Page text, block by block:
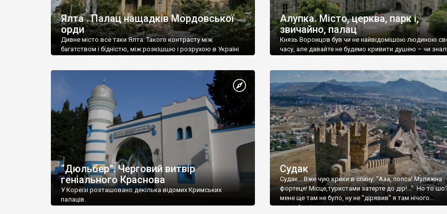
Ялта . Палац нащадків Мордовської
орди
Дивне місто все таки Ялта. Такого контрасту між
багатством і бідністю, між розкішшю і розрухою в Україні
Алупка. Місто, церква, парк і,
звичайно, палац
Князь Воронцов був чи не найвідомішою людиною
часу, але давайте не будемо кривити душею – чи
“Дюльбер”. Черговий витвір
геніального Краснова
У Кореїзі розташовано декілька відомих Кримських
палаців.
Судак
Судак... Вже чую крики в спину: "Ааа, попса! Муляжна
фортеця! Місце,туристами затерте до дір!..." Но то
мене ще там не було, ну не "дірявив" я там нічого...
принаймні до цього літа.